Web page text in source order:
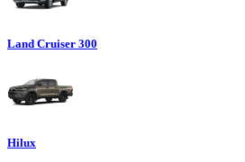
Land Cruiser 300
Hilux